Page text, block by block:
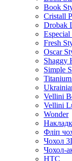
Book
Cristall
Drobak
Especial
Fresh
Oscar
Shaggy
Simple
Vellini
Vellini
Wonder
Фліп
Чохол
Чохол-
HTC